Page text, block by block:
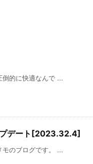
倒的に快適なんで ...
プデート[2023.32.4]
モのブログです。 ...